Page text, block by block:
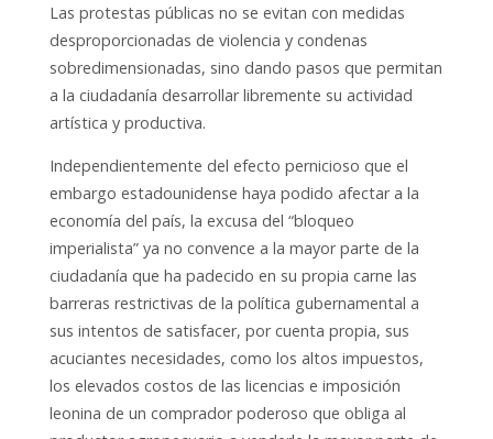
Las protestas públicas no se evitan con medidas
desproporcionadas de violencia y condenas
sobredimensionadas, sino dando pasos que permitan
a la ciudadanía desarrollar libremente su actividad
artística y productiva.
Independientemente del efecto pernicioso que el
embargo estadounidense haya podido afectar a la
economía del país, la excusa del “bloqueo
imperialista” ya no convence a la mayor parte de la
ciudadanía que ha padecido en su propia carne las
barreras restrictivas de la política gubernamental a
sus intentos de satisfacer, por cuenta propia, sus
acuciantes necesidades, como los altos impuestos,
los elevados costos de las licencias e imposición
leonina de un comprador poderoso que obliga al